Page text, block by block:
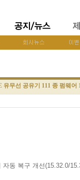
무선 공유기 111 종 펌웨어
동 복구 개선(15.32.0/